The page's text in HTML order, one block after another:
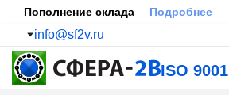
Пополнение склада Подробнее
info@sf2v.ru
ISO 9001